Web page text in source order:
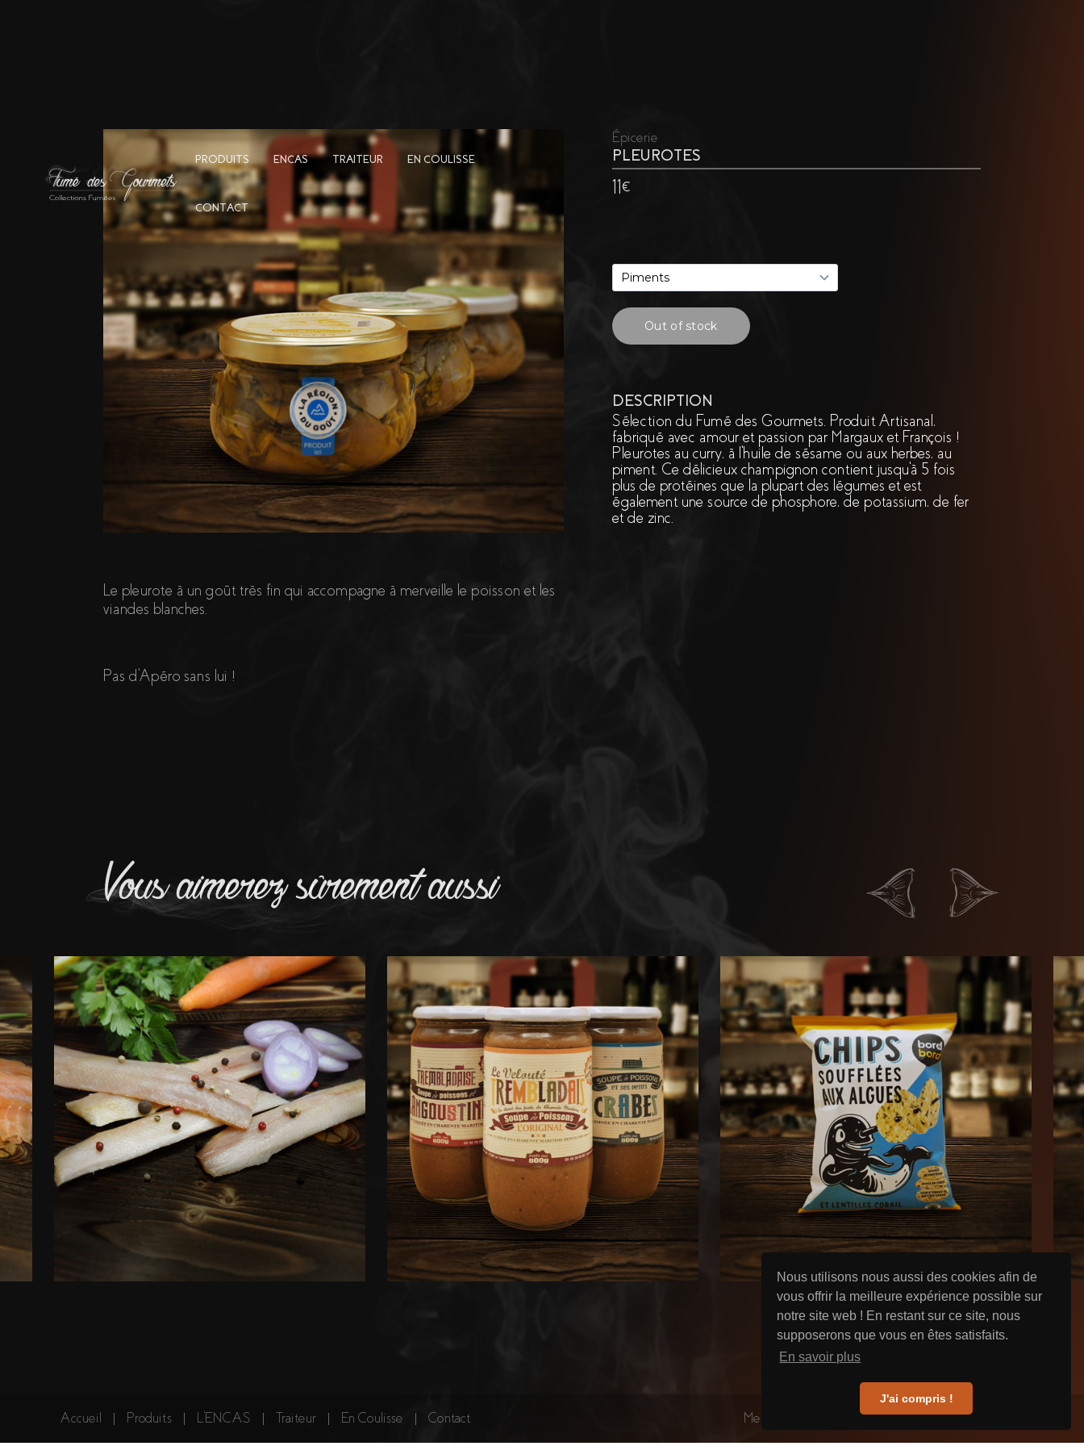
Nous utilisons nous aussi des cookies afin de
vous offrir la meilleure expérience possible sur
notre site web ! En restant sur ce site, nous
supposerons que vous en êtes satisfaits.
En savoir plus
J'ai compris !
PRODUITS ENCAS TRAITEUR EN COULISSE
CONTACT
Épicerie
PLEUROTES
11€
DESCRIPTION
Sélection du Fumé des Gourmets. Produit Artisanal,
fabriqué avec amour et passion par Margaux et François !
Pleurotes au curry, à l'huile de sésame ou aux herbes, au
piment. Ce délicieux champignon contient jusqu'à 5 fois
plus de protéines que la plupart des légumes et est
également une source de phosphore, de potassium, de fer
et de zinc.
Le pleurote à un goût très fin qui accompagne à merveille le poisson et les
viandes blanches.
Pas d'Apéro sans lui !
Vous aimerez sûrement aussi
Accueil Produits L'ENCAS Traiteur En Coulisse Contact Mentions Légales 2021 - Fumé des Gourmets